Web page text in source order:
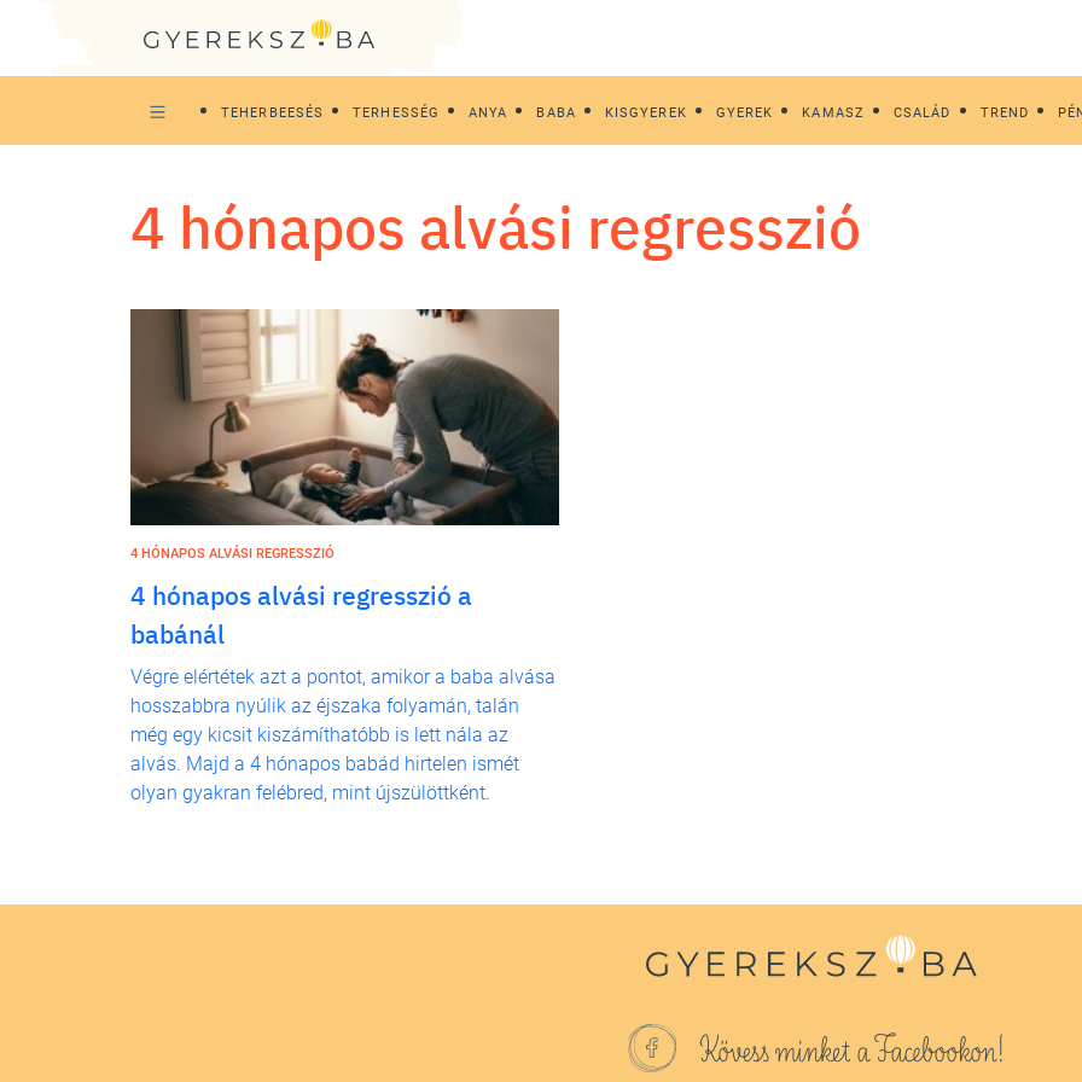
TEHERBEESÉS TERHESSÉG ANYA BABA KISGYEREK GYEREK KAMASZ CSALÁD TREND
4 hónapos alvási regresszió
4 HÓNAPOS ALVÁSI REGRESSZIÓ
4 hónapos alvási regresszió a
babánál
Végre elértétek azt a pontot, amikor a baba alvása
hosszabbra nyúlik az éjszaka folyamán, talán
még egy kicsit kiszámíthatóbb is lett nála az
alvás. Majd a 4 hónapos babád hirtelen ismét
olyan gyakran felébred, mint újszülöttként.
Kövess minket a Facebookon!